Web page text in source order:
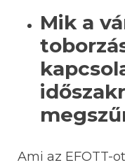
Mik a
Ami az EFOTT-